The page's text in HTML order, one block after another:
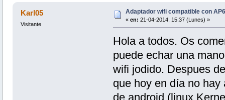
Karl05
Visitante
Adaptador wifi compatible con
« en: 21-04-2014, 15:37 (Lunes) »
Hola a todos. Os
puede echar una
wifi jodido. Despues
que hoy en día no
de android (linux